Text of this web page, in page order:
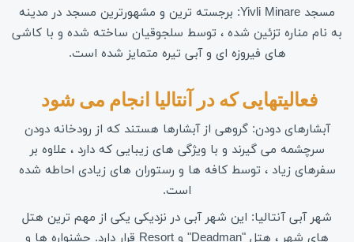
مسجد Yivli Minare: برجسته ترین و مشهورترین مسجد در مدینه
به نام مناره تزئین شده ، توسط سلجوقیان ساخته شده و با کاشی
های فیروزه ای و آبی تیره متمایز شده است.
فعالیتهایی که در آنتالیا انجام می شود
آبشارهای دودن: گروهی از آبشارها هستند که از رودخانه دودن
سرچشمه می گیرند و با ویژگی های زیبایی که دارد ، علاوه بر
سفرهای زیاد ، توسط کافه ها و رستوران های زیادی احاطه شده
است.
شهر آبی آنتالیا: این شهر آبی در نزدیکی یکی از مهم ترین هتل
های شهر ، هتل "Deadman" و Resort قرار دارد. جشنواره ها و